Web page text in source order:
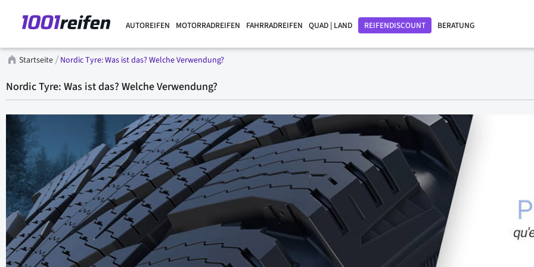
AUTOREIFEN MOTORRADREIFEN FAHRRADREIFEN QUAD | LAND REIFENDISCOUNT BERATUNG
Startseite Nordic Tyre: Was ist das? Welche Verwendung?
Nordic Tyre: Was ist das? Welche Verwendung?